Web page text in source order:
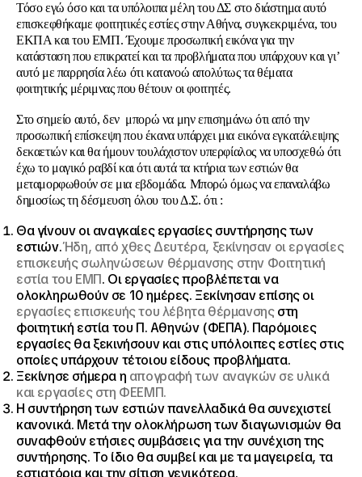
Τόσο εγώ όσο και τα υπόλοιπα μέλη του ΔΣ στο διάστημα αυτό
επισκεφθήκαμε φοιτητικές εστίες στην Αθήνα, συγκεκριμένα, του
ΕΚΠΑ και του ΕΜΠ. Έχουμε προσωπική εικόνα για την
κατάσταση που επικρατεί και τα προβλήματα που υπάρχουν και γι’
αυτό με παρρησία λέω ότι κατανοώ απολύτως τα θέματα
φοιτητικής μέριμνας που θέτουν οι φοιτητές.
Στο σημείο αυτό, δεν μπορώ να μην επισημάνω ότι από την
προσωπική επίσκεψη που έκανα υπάρχει μια εικόνα εγκατάλειψης
δεκαετιών και θα ήμουν τουλάχιστον υπερφίαλος να υποσχεθώ ότι
έχω το μαγικό ραβδί και ότι αυτά τα κτήρια των εστιών θα
μεταμορφωθούν σε μια εβδομάδα. Μπορώ όμως να επαναλάβω
δημοσίως τη δέσμευση όλου του Δ.Σ. ότι :
Θα γίνουν οι αναγκαίες εργασίες συντήρησης των
εστιών.Ήδη, από χθες Δευτέρα, ξεκίνησαν οι εργασίες
επισκευής σωληνώσεων θέρμανσης στην Φοιτητική
εστία του ΕΜΠ. Οι εργασίες προβλέπεται να
ολοκληρωθούν σε 10 ημέρες. Ξεκίνησαν επίσης οι
εργασίες επισκευής του λέβητα θέρμανσηςστη
φοιτητική εστία του Π. Αθηνών (ΦΕΠΑ). Παρόμοιες
εργασίες θα ξεκινήσουν και στις υπόλοιπες εστίες στις
οποίες υπάρχουν τέτοιου είδους προβλήματα.
Ξεκίνησε σήμερα η απογραφή των αναγκών σε υλικά
και εργασίες στη ΦΕΕΜΠ.
Η συντήρηση των εστιών πανελλαδικά θα συνεχιστεί
κανονικά. Μετά την ολοκλήρωση των διαγωνισμών θα
συναφθούν ετήσιες συμβάσεις για την συνέχιση της
συντήρησης. Το ίδιο θα συμβεί και με τα μαγειρεία, τα
εστιατόρια και την σίτιση γενικότερα.